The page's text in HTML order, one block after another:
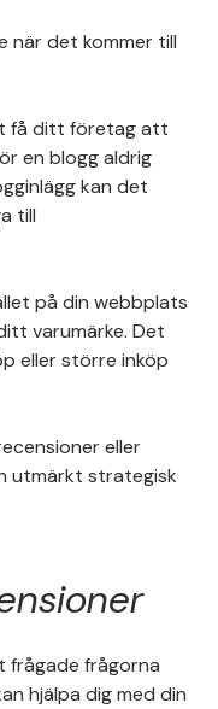
när det kommer till
få ditt företag att
en blogg aldrig
kan det
till
på din webbplats
varumärke. Det
eller större inköp
eller
utmärkt strategisk
frågade frågorna
hjälpa dig med din